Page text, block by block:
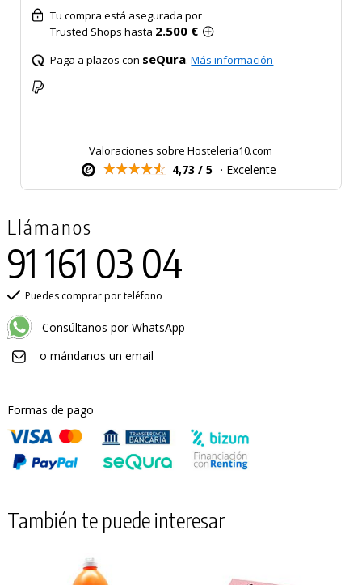
Tu compra está asegurada por
Trusted Shops hasta 2.500 €
Paga a plazos con seQura.Más información
Valoraciones sobre Hosteleria10.com
4,73 / 5 · Excelente
Llámanos
91 161 03 04
Puedes comprar por teléfono
Consúltanos por WhatsApp
o mándanos un email
Formas de pago
También te puede interesar